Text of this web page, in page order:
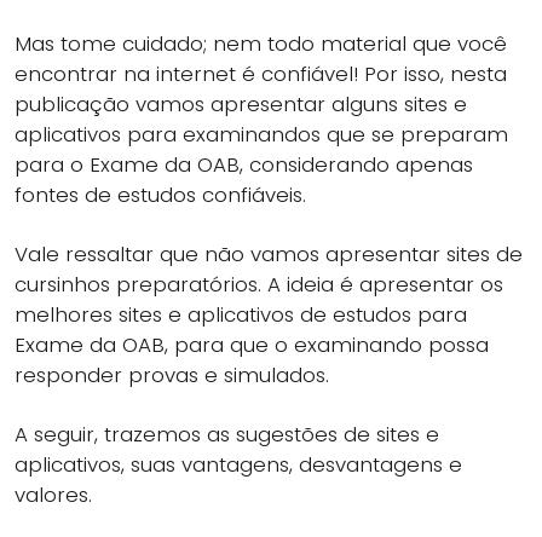
Mas tome cuidado; nem todo material que você
encontrar na internet é confiável! Por isso, nesta
publicação vamos apresentar alguns sites e
aplicativos para examinandos que se preparam
para o Exame da OAB, considerando apenas
fontes de estudos confiáveis.
Vale ressaltar que não vamos apresentar sites de
cursinhos preparatórios. A ideia é apresentar os
melhores sites e aplicativos de estudos para
Exame da OAB, para que o examinando possa
responder provas e simulados.
A seguir, trazemos as sugestões de sites e
aplicativos, suas vantagens, desvantagens e
valores.